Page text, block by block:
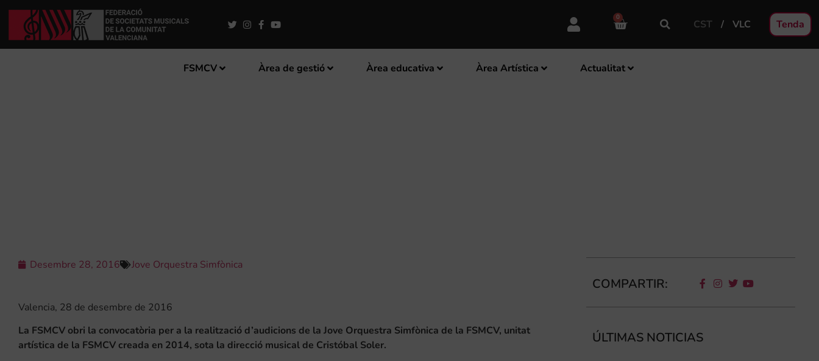
0
CST VLC Tenda
FSMCV Àrea de gestió Àrea educativa Àrea Artística Actualitat
Desembre 28, 2016 Jove Orquestra Simfònica
Valencia, 28 de desembre de 2016
La FSMCV obri la convocatòria per a la realització d’audicions de la Jove Orquestra Simfònica de la FSMCV, unitat
artística de la FSMCV creada en 2014, sota la direcció musical de Cristóbal Soler.
COMPARTIR:
ÚLTIMAS NOTICIAS